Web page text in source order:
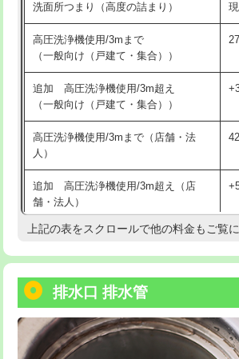
バスタブ設置
追加人工
廃棄・処分
※給水管工事は20mmまでの価格です。
給水管工事※（ホール加工)
給水管工事※（バンド止め)
給水管工事※（支持金具設置)
給水管工事※（保温材使用（バンド止
め込み）)
給水管工事※（土の掘削・埋め戻し作
業)
給水管工事※（塩ビ管（VP・HI）使
用/3ｍまで)
用（追加）/3ｍ超え)
給水管工事※（ライニング鋼管・銅
管・ポリ管・HT管使用/3ｍまで)
洗面所つまり（高度の詰まり）
高圧洗浄機使用/3mまで
（一般向け（戸建て・集合））
追加 高圧洗浄機使用/3m超え
（一般向け（戸建て・集合））
高圧洗浄機使用/3mまで（店舗・法
人）
追加 高圧洗浄機使用/3m超え（店
舗・法人）
高度高圧洗浄換
トーラー機使用/3mまで
追加トーラー機使用/3m超え
上記の表をスクロールで他の料金もご覧
排水口 排水管